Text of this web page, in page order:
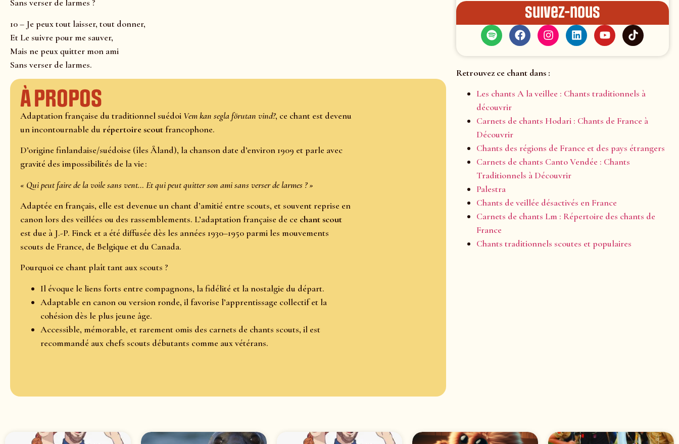
Sans verser de larmes ?
10 – Je peux tout laisser, tout donner,
Et Le suivre pour me sauver,
Mais ne peux quitter mon ami
Sans verser de larmes.
À propos
Adaptation française du traditionnel suédoi Vem kan segla förutan vind?, ce chant est devenu
un incontournable du répertoire scout francophone.
D’origine finlandaise/suédoise (îles Åland), la chanson date d’environ 1909 et parle avec
gravité des impossibilités de la vie :
« Qui peut faire de la voile sans vent… Et qui peut quitter son ami sans verser de larmes ? »
Adaptée en français, elle est devenue un chant d’amitié entre scouts, et souvent reprise en
canon lors des veillées ou des rassemblements. L’adaptation française de ce chant scout
est due à J.-P. Finck et a été diffusée dès les années 1930–1950 parmi les mouvements
scouts de France, de Belgique et du Canada.
Pourquoi ce chant plaît tant aux scouts ?
Il évoque le liens forts entre compagnons, la fidélité et la nostalgie du départ.
Adaptable en canon ou version ronde, il favorise l’apprentissage collectif et la
cohésion dès le plus jeune âge.
Accessible, mémorable, et rarement omis des carnets de chants scouts, il est
recommandé aux chefs scouts débutants comme aux vétérans.
Suivez-nous
Retrouvez ce chant dans :
Les chants A la veillee : Chants traditionnels à
découvrir
Carnets de chants Hodari : Chants de France à
Découvrir
Chants des régions de France et des pays étrangers
Carnets de chants Canto Vendée : Chants
Traditionnels à Découvrir
Palestra
Chants de veillée désactivés en France
Carnets de chants Lm : Répertoire des chants de
France
Chants traditionnels scoutes et populaires